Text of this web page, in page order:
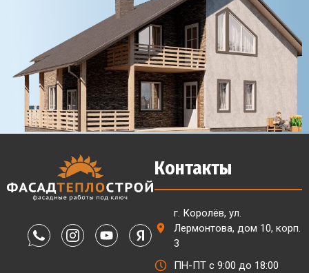
Контакты
г. Королёв, ул.
Лермонтова, дом 10, корп.
3
ПН-ПТ с 9:00 до 18:00